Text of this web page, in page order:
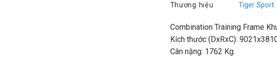
Thương hiệu Tiger Sport
Combination Training Frame
Kích thước (DxRxC):
Cân nặng: 1762 Kg